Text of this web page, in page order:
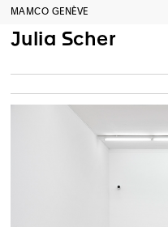
MAMCO GENÈVE
Julia Scher